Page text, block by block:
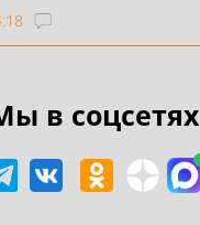
в соцсетях